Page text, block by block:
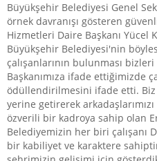
Büyükşehir Belediyesi Genel
örnek davranışı gösteren
Hizmetleri Daire Başkanı Yücel
Büyükşehir Belediyesi'nin
çalışanlarının bulunması
Başkanımıza ifade ettiğimizde
ödüllendirilmesini ifade etti. Biz
yerine getirerek
özverili bir kadroya sahip olan
Belediyemizin her biri çalışanı
bir kabiliyet ve karaktere